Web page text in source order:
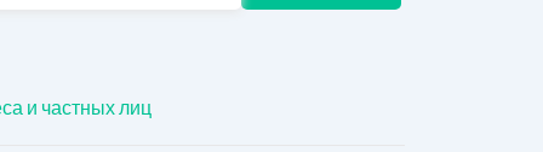
и частных лиц